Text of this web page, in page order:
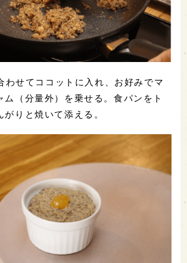
わせてココットに入れ、お好みでマ
ム（分量外）を乗せる。食パンをト
がりと焼いて添える。